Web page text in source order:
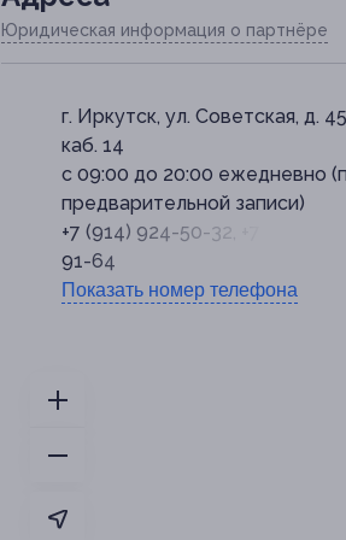
Юридическая информация о партнёре
г. Иркутск, ул. Советская, д.
каб. 14
с 09:00 до 20:00 ежедневно
предварительной записи)
+7 (914) 924-50-32, +7 (995)
91-64
Показать номер телефона